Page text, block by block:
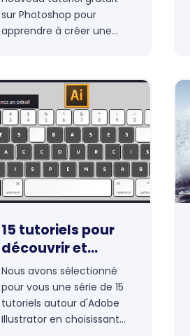
sur Photoshop pour
apprendre à créer une
personnalisé l’affiche aux
couleurs de la St Patrick !
Cet article est en
partenariat avec Adobe
Stock.
15 tutoriels pour
découvrir et
maîtriser
Illustrator
Nous avons sélectionné
pour vous une série de 15
tutoriels autour d'Adobe
Illustrator en choisissant